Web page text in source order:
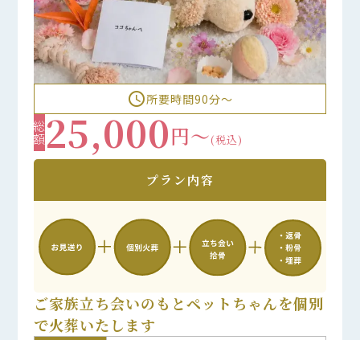
access_time所要時間90分〜
総額25,000円～(税込)
プラン内容
ご家族立ち会いのもとペットちゃんを個別
で火葬いたします